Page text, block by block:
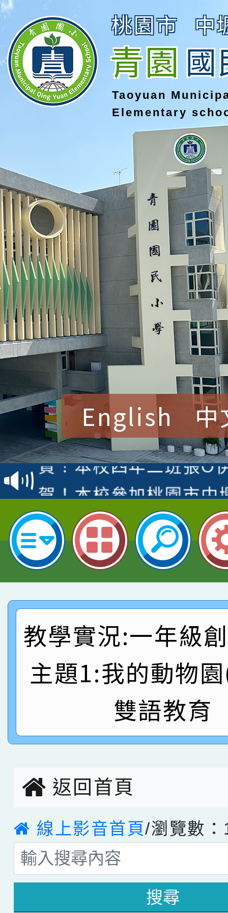
桃園市 中
青園國
Taoyuan
Elementary
English 中
賀！本校參加桃園市中
賽 洪綺君教師榮獲社
名
賀！本校阿巴斯O蜜、
倩參加桃園市科展 國
名 指導老師王老師、
賀！本校四年二班張O
園市英語競賽國小朗讀
指導老師林老師
賀！本校參加桃園市中
賽 劉文瑛教師榮獲教
臺灣台語-第二名
賀！本校參與2026世
市賽榮獲科學小創客佳
創客第三名。
賀！本校參加桃園市中
賽 洪綺君教師榮獲社
名
倩參加桃園市科展 國
名 指導老師王老師、
賀！本校四年二班張O
園市英語競賽國小朗讀
指導老師林老師
賀！本校參加桃園市中
賽 劉文瑛教師榮獲教
賀！本校參與2026世
創客第三名。
教學實況:一年級
主題1:我的動物
雙語教育
返回首頁
線上影音首頁/瀏覽數
搜尋